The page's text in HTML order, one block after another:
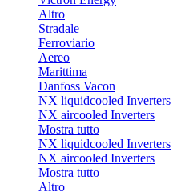
Altro
Stradale
Ferroviario
Aereo
Marittima
Danfoss Vacon
NX liquidcooled Inverters
NX aircooled Inverters
Mostra tutto
NX liquidcooled Inverters
NX aircooled Inverters
Mostra tutto
Altro